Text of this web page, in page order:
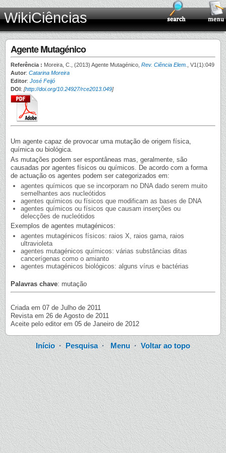
WikiCiências
Agente Mutagénico
Referência : Moreira, C., (2013) Agente Mutagénico, Rev. Ciência Elem.
, V1(1):049
Autor: Catarina Moreira
Editor: José Feijó
DOI: [http://doi.org/10.24927/rce2013.049]
Um agente capaz de provocar uma mutação de origem física,
química ou biológica.
As mutações podem ser espontâneas mas, geralmente, são
causadas por agentes físicos ou químicos. De acordo com a forma
de actuação os agentes podem ser categorizados em:
agentes químicos que se incorporam no DNA dado serem muito
semelhantes aos nucleótidos
agentes químicos ou físicos que modificam as bases de DNA
agentes químicos ou físicos que causam inserções ou
delecções de nucleótidos
Exemplos de agentes mutagénicos:
agentes mutagénicos físicos: raios X, raios gama, raios
ultravioleta
agentes mutagénicos químicos: várias substâncias ditas
cancerígenas como o amianto
agentes mutagénicos biológicos: alguns vírus e bactérias
Palavras chave: mutação
Criada em 07 de Julho de 2011
Revista em 26 de Agosto de 2011
Aceite pelo editor em 05 de Janeiro de 2012
Início·Pesquisa·Menu ·Voltar ao topo